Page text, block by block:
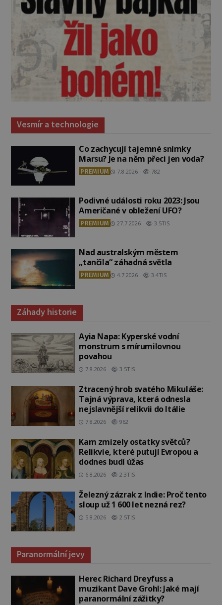
Vesmír a technologie
Co zachycují tajemné snímky
Marsu? Je na něm přeci jen voda?
PREMIUM 7.8.2026 782
Podivné události roku 2023: Jsou
Američané v obležení UFO?
PREMIUM 27.7.2026 3.5TIS
Nad australským městem
„tančila“ záhadná světla
PREMIUM 4.7.2026 3.4TIS
Záhady historie
Ayia Napa: Kyperské vodní
monstrum s mírumilovnou
povahou
7.8.2026 3.5TIS
Ztracený hrob svatého Mikuláše:
Tajná výprava, která odnesla
nejslavnější relikvii do Itálie
7.8.2026 962
Kam zmizely ostatky světců?
Relikvie, které putují Evropou a
dodnes budí úžas
6.8.2026 2.3TIS
Železný zázrak z Indie: Proč tento
sloup už 1 600 let nezná rez?
5.8.2026 2.5TIS
Paranormální jevy
Herec Richard Dreyfuss a
muzikant Dave Grohl: Jaké mají
paranormální zážitky?